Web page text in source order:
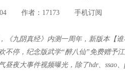
作者： 17173 手机订阅
九阴真经》内测一周年，新版本【谁
不停，纪念版武学“醉八仙”免费赠予
昼夜大事件视频曝光，除了hdr、ssao